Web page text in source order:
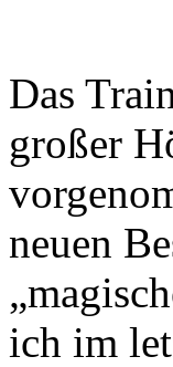
Das
großer
neuen
ich im